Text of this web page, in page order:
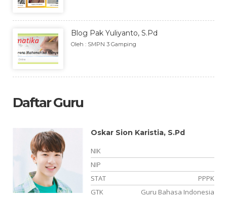
Blog Pak Yuliyanto, S.Pd
Oleh : SMPN 3 Gamping
Daftar Guru
Oskar Sion Karistia, S.Pd
NIK
NIP
STAT
PPPK
GTK
Guru Bahasa Indonesia